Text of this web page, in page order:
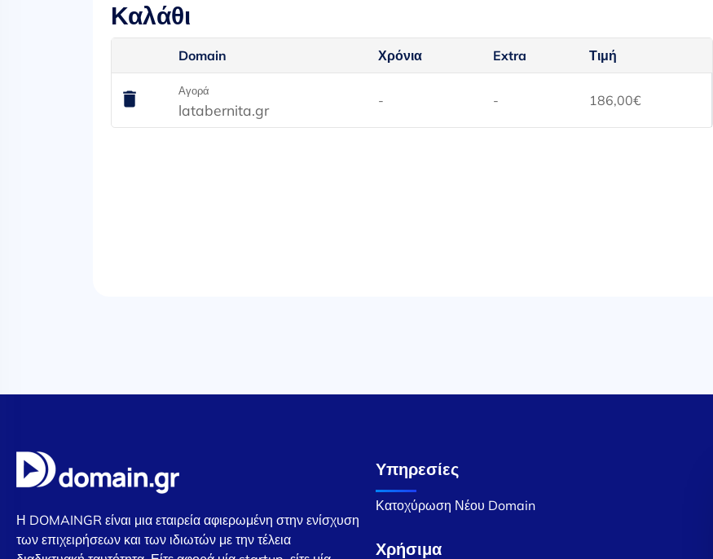
Καλάθι
Domain Χρόνια Extra Τιμή
Αγορά
latabernita.gr
- - 186,00€
Η DOMAINGR είναι μια εταιρεία αφιερωμένη στην ενίσχυση
των επιχειρήσεων και των ιδιωτών με την τέλεια
Υπηρεσίες
Κατοχύρωση Νέου Domain
Χρήσιμα